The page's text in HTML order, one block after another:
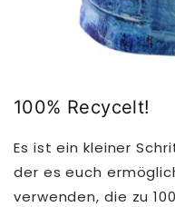
100% Recycelt!
Es ist ein kleiner
der es euch
verwenden, die zu